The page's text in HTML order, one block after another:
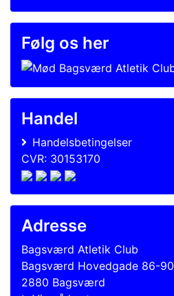
Følg os her
Handel
Handelsbetingelser
CVR: 30153170
Adresse
Bagsværd Atletik Club
Bagsværd Hovedgade 86-90
2880 Bagsværd